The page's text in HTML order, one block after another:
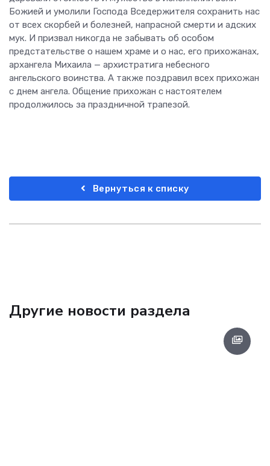
Божией и умолили Господа Вседержителя сохранить нас
от всех скорбей и болезней, напрасной смерти и адских
мук. И призвал никогда не забывать об особом
предстательстве о нашем храме и о нас, его прихожанах,
архангела Михаила — архистратига небесного
ангельского воинства. А также поздравил всех прихожан
с днем ангела. Общение прихожан с настоятелем
продолжилось за праздничной трапезой.
Вернуться к списку
Другие новости раздела